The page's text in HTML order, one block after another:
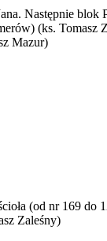
Następnie blok
(ks. Tomasz
Mazur)
(od nr 169 do
Zaleśny)